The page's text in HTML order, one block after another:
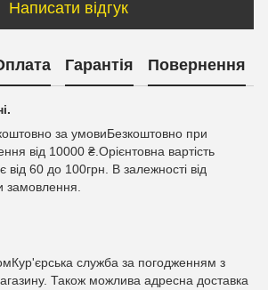
Написати відгук
Гарантія Повернення
за умовиБезкоштовно при
від 10000 ₴.Орієнтовна вартість
від 60 до 100грн. В залежності від
замовлення.
служба за погодженням з
Також можлива адресна доставка